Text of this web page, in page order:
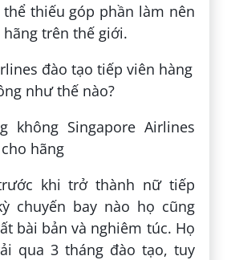
thiếu góp phần làm nên
trên thế giới.
không Singapore Airlines
hãng
khi trở thành nữ tiếp
chuyến bay nào họ cũng
bài bản và nghiêm túc. Họ
qua 3 tháng đào tạo, tuy